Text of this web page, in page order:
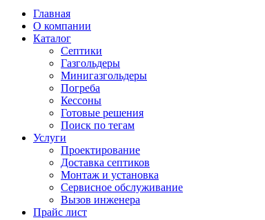
Главная
О компании
Каталог
Септики
Газгольдеры
Минигазгольдеры
Погреба
Кессоны
Готовые решения
Поиск по тегам
Услуги
Проектирование
Доставка септиков
Монтаж и установка
Сервисное обслуживание
Вызов инженера
Прайс лист